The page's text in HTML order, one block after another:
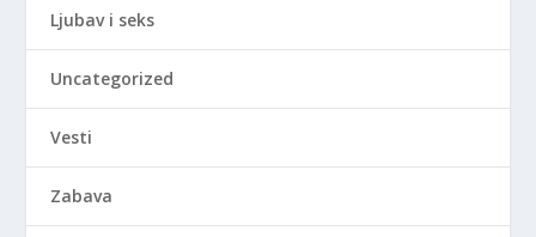
Ljubav i seks
Uncategorized
Vesti
Zabava